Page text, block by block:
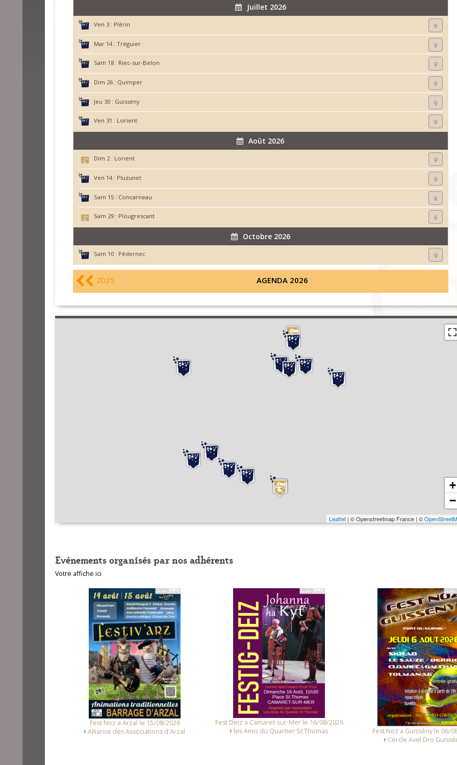
Juillet 2026
Ven 3 : Plérin
Mar 14 : Tréguier
Sam 18 : Riec-sur-Belon
Dim 26 : Quimper
Jeu 30 : Guissény
Ven 31 : Lorient
Août 2026
Dim 2 : Lorient
Ven 14 : Pluzunet
Sam 15 : Concarneau
Sam 29 : Plougrescant
Octobre 2026
Sam 10 : Pédernec
2025 AGENDA 2026
+
−
Leaflet| © Openstreetmap France | ©
Evénements organisés par nos adhérents
Votre affiche ici
Fest Noz a Arzal le 15/08/2026
Alliance des Associations d'Arzal
Fest Deiz a Camaret-sur-Mer le 16/08/2026
les Amis du Quartier St Thomas
Fest Noz a Guissény le 06/
Cercle Avel Dro